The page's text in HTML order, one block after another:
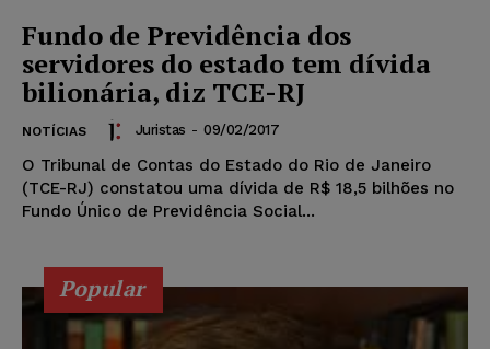
Fundo de Previdência dos
servidores do estado tem dívida
bilionária, diz TCE-RJ
NOTÍCIAS Juristas - 09/02/2017
O Tribunal de Contas do Estado do Rio de Janeiro
(TCE-RJ) constatou uma dívida de R$ 18,5 bilhões no
Fundo Único de Previdência Social...
Popular